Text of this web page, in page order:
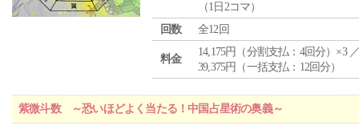
（1日2コマ）
回数
全12回
料金
14,175円（分割支払：4回分）×3
39,375円（一括支払：12回分）
紫微斗数 ～恐いほどよく当たる！中国占星術の奥義～